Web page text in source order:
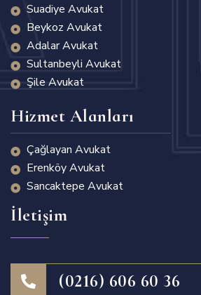
Suadiye Avukat
Beykoz Avukat
Adalar Avukat
Sultanbeyli Avukat
Şile Avukat
Hizmet Alanları
Çağlayan Avukat
Erenköy Avukat
Sancaktepe Avukat
İletişim
(0216) 606 60 36